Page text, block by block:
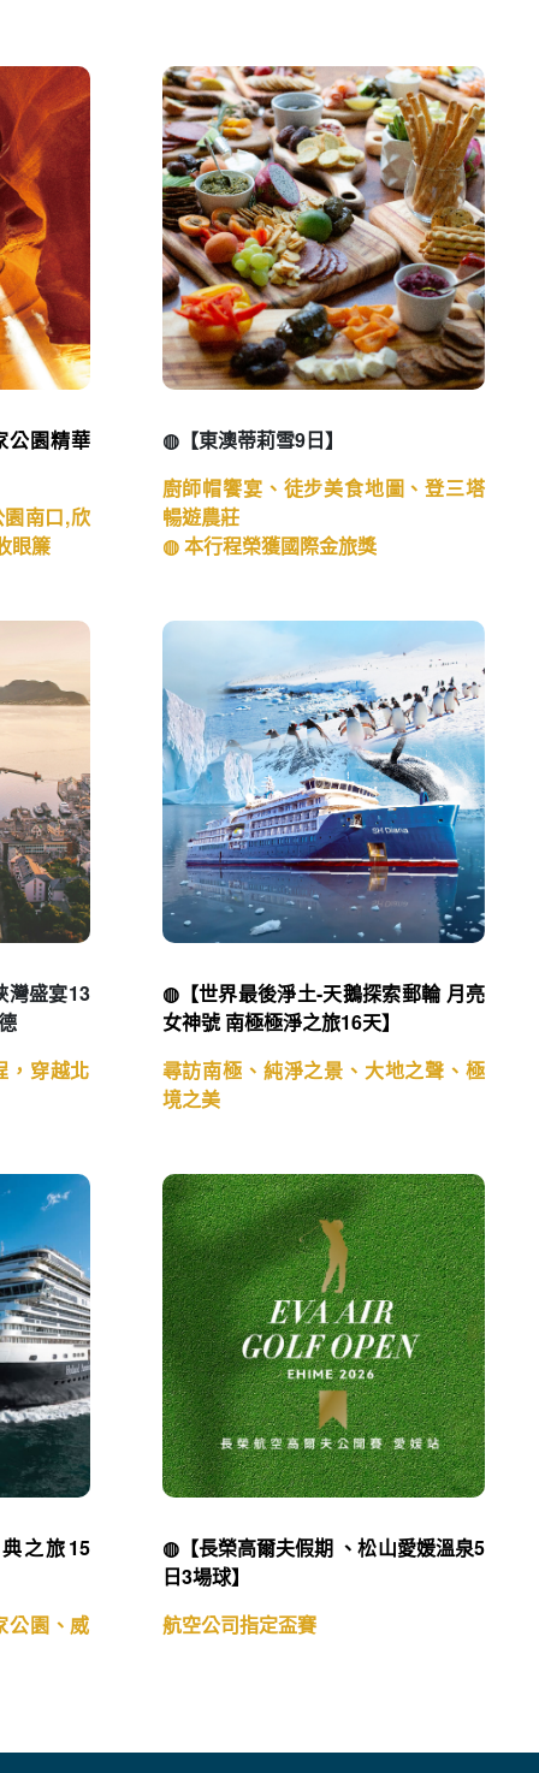
公園精華
南口,欣
眼簾
◍【東澳蒂莉雪9日】
廚師帽饗宴、徒步美食地圖、登三塔
暢遊農莊
◍ 本行程榮獲國際金旅獎
灣盛宴13
，穿越北
◍【世界最後淨土-天鵝探索郵輪 月亮
女神號 南極極淨之旅16天】
尋訪南極、純淨之景、大地之聲、極
境之美
之旅15
公園、威
◍【長榮高爾夫假期 、松山愛媛溫泉5
日3場球】
航空公司指定盃賽